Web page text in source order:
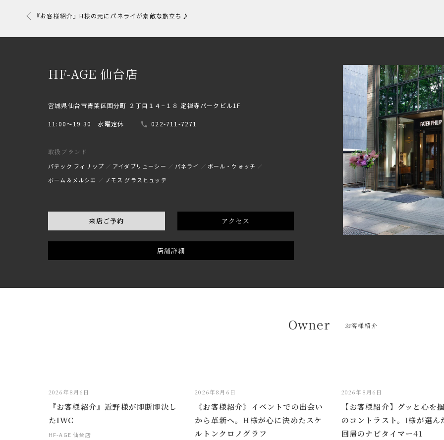
『お客様紹介』H様の元にパネライが素敵な旅立ち♪
HF-AGE 仙台店
宮城県仙台市青葉区国分町 ２丁目１４−１８ 定禅寺パークビル1F
11:00〜19:30 水曜定休 022-711-7271
取扱ブランド
パテック フィリップ アイダブリューシー パネライ
ボール・ウォッチ
ボーム＆メルシエ
ノモス グラスヒュッテ
来店ご予約 アクセス
店舗詳細
Owner お客様紹介
2026年8月6日
『お客様紹介』近野様が即断即決し
たIWC
HF-AGE 仙台店
2026年8月6日
《お客様紹介》イベントでの出会い
から革新へ。H様が心に決めたスケ
ルトンクロノグラフ
2026年8月6日
【お客様紹介】グッと心を
のコントラスト。I様が選ん
回帰のナビタイマー41